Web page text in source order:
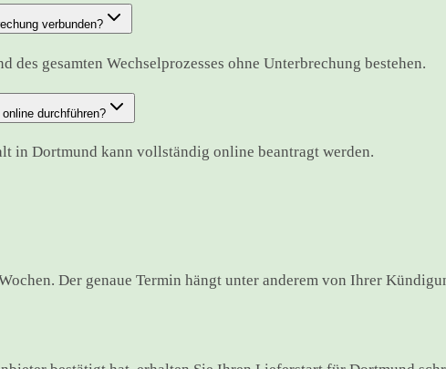
verbunden?
gesamten Wechselprozesses ohne Unterbrechung bestehen.
durchführen?
in Dortmund kann vollständig online beantragt werden.
Der genaue Termin hängt unter anderem von Ihrer